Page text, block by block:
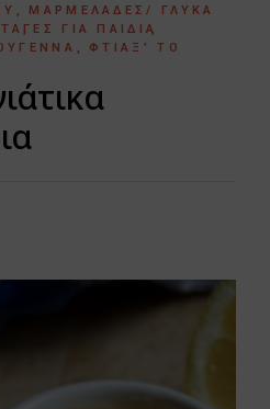
ΜΑΡΜΕΛΆΔΕΣ/ ΓΛΥΚΆ
ΓΙΑ ΠΑΙΔΙΆ
ΦΤΙΆΞ' ΤΟ